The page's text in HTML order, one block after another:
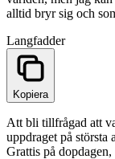
alltid bryr sig och
Langfadder
Kopiera
Att bli tillfrågad att
uppdraget på största
Grattis på